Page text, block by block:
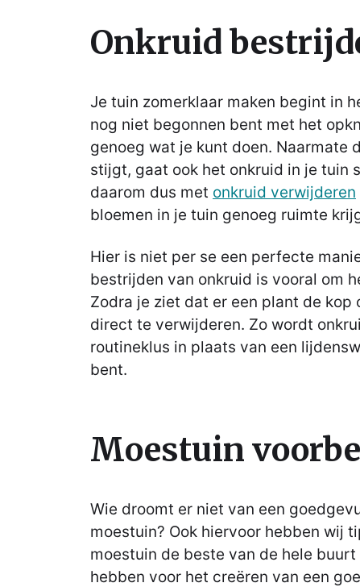
Onkruid
Je tuin zomerklaar maken begint in
nog niet begonnen bent met het
genoeg wat je kunt doen. Naarmate
stijgt, gaat ook het onkruid in je tuin
daarom dus met onkruid verwijderen
bloemen in je tuin genoeg ruimte
Hier is niet per se een perfecte
bestrijden van onkruid is vooral om
Zodra je ziet dat er een plant de kop
direct te verwijderen. Zo wordt
routineklus in plaats van een
bent.
Moestuin
Wie droomt er niet van een
moestuin? Ook hiervoor hebben wij
moestuin de beste van de hele
hebben voor het creëren van een